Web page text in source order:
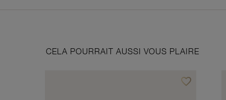
CELA POURRAIT AUSSI VOUS PLAIRE
favorite_borderAjouter à vos